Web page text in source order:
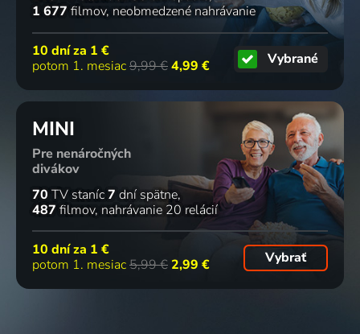
1 677 filmov neobmedzené nahrávanie
10 dní za 1 €
potom 1. mesiac9,99 €4,99 € Vybrané
MINI
Pre nenáročných
divákov
70 TV staníc7 dní spätne
487 filmov nahrávanie 20 relácií
10 dní za 1 €
potom 1. mesiac5,99 € 2,99 € Vybrať